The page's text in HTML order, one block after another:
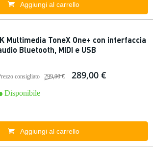
Aggiungi al carrello
Multimedia ToneX One+ con interfaccia
Bluetooth, MIDI e USB
consigliato 299,00 € 289,00 €
Disponibile
Aggiungi al carrello